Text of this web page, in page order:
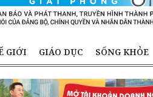
GIỚI GIÁO DỤC SỐNG KHỎE